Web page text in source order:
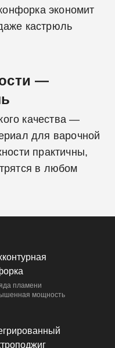
экономит
кастрюль
—
качества —
для варочной
практичны,
в любом
пламени
мощность